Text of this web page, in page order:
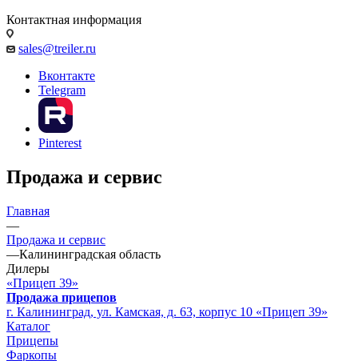
Контактная информация
sales@treiler.ru
Вконтакте
Telegram
Pinterest
Продажа и сервис
Главная
—
Продажа и сервис
—Калининградская область
Дилеры
«Прицеп 39»
Продажа прицепов
г. Калининград, ул. Камская, д. 63, корпус 10 «Прицеп 39»
Каталог
Прицепы
Фаркопы